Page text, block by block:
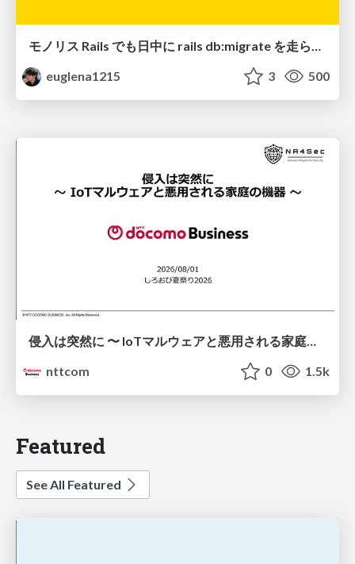
euglena1215
3 500
侵入は突然に 〜 IoTマルウェアと悪用される家庭の機器 ～ / When Intrusion Strikes: IoT Malware and the Abuse of Home Devices
nttcom
0 1.5k
Featured
See All Featured